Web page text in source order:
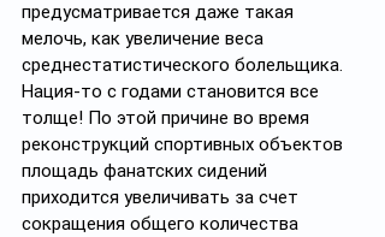
предусматривается даже такая
мелочь, как увеличение веса
среднестатистического болельщика.
Нация-то с годами становится все
толще! По этой причине во время
реконструкций спортивных объектов
площадь фанатских сидений
приходится увеличивать за счет
сокращения общего количества